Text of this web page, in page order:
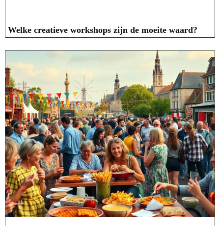
Welke creatieve workshops zijn de moeite waard?